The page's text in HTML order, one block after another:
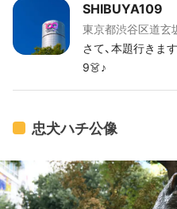
SHIBUYA109
東京都渋谷区道玄
さて、本題行きま
9👗♪
忠犬ハチ公像